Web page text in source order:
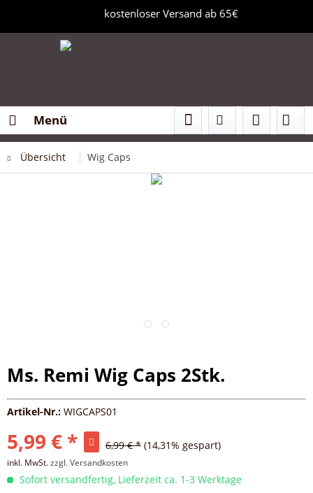
kostenloser Versand ab 65€
Menü
Übersicht Wig Caps
Ms. Remi Wig Caps 2Stk.
Artikel-Nr.: WIGCAPS01
5,99 € * 6,99 € * (14,31% gespart)
inkl. MwSt.zzgl. Versandkosten
Sofort versandfertig, Lieferzeit ca. 1-3 Werktage